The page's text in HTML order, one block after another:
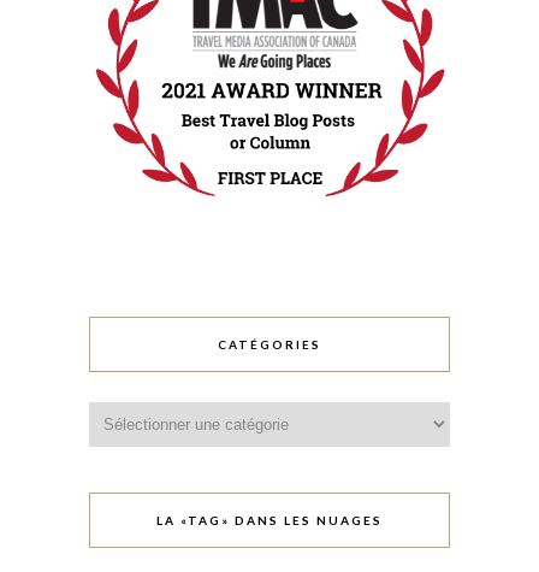
CATÉGORIES
LA «TAG» DANS LES NUAGES